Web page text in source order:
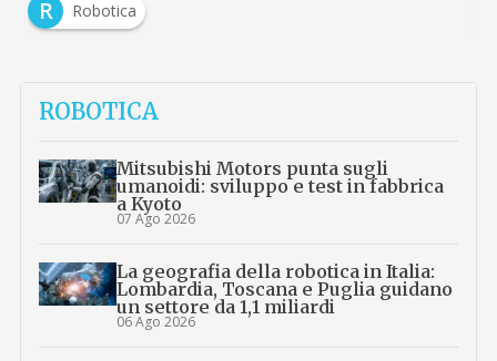
R Robotica
ROBOTICA
Mitsubishi Motors punta sugli
umanoidi: sviluppo e test in fabbrica
a Kyoto
07 Ago 2026
La geografia della robotica in Italia:
Lombardia, Toscana e Puglia guidano
un settore da 1,1 miliardi
06 Ago 2026